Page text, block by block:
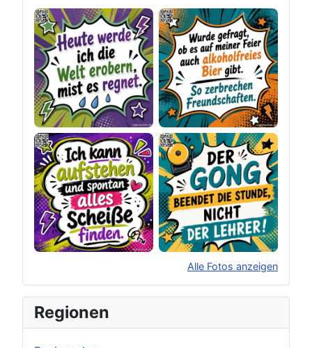
Alle Fotos anzeigen
Original herunterladen
Regionen